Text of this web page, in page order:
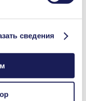
сведения
- Английский